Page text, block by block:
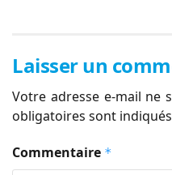
Laisser un
Votre adresse e-mail ne
obligatoires sont
Commentaire *